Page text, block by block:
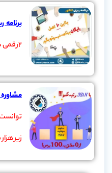
برنامه
2رقمی شو)
زیر